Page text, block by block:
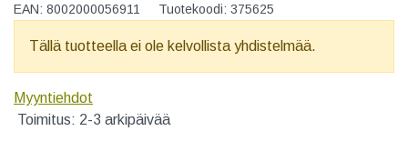
EAN: 8002000056911 Tuotekoodi: 375625
Tällä tuotteella ei ole kelvollista yhdistelmää.
Myyntiehdot
Toimitus: 2-3 arkipäivää